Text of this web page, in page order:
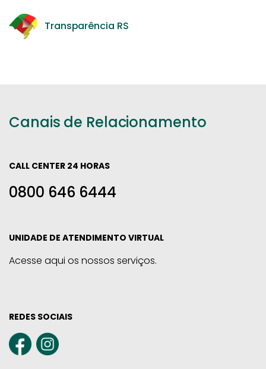
Transparência RS
Canais de Relacionamento
CALL CENTER 24 HORAS
0800 646 6444
UNIDADE DE ATENDIMENTO VIRTUAL
Acesse aqui os nossos serviços.
REDES SOCIAIS